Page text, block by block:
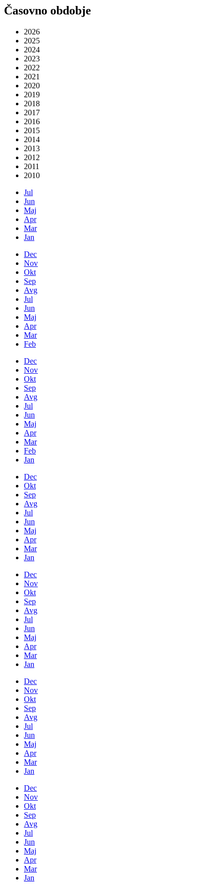
Časovno obdobje
2026
2025
2024
2023
2022
2021
2020
2019
2018
2017
2016
2015
2014
2013
2012
2011
2010
Jul
Jun
Maj
Apr
Mar
Jan
Dec
Nov
Okt
Sep
Avg
Jul
Jun
Maj
Apr
Mar
Feb
Dec
Nov
Okt
Sep
Avg
Jul
Jun
Maj
Apr
Mar
Feb
Jan
Dec
Okt
Sep
Avg
Jul
Jun
Maj
Apr
Mar
Jan
Dec
Nov
Okt
Sep
Avg
Jul
Jun
Maj
Apr
Mar
Jan
Dec
Nov
Okt
Sep
Avg
Jul
Jun
Maj
Apr
Mar
Jan
Dec
Nov
Okt
Sep
Avg
Jul
Jun
Maj
Apr
Mar
Jan